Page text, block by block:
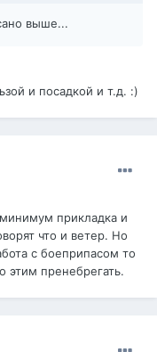
выше...
и посадкой и т.д. :)
прикладка и
что и ветер. Но
с боеприпасом то
пренебрегать.